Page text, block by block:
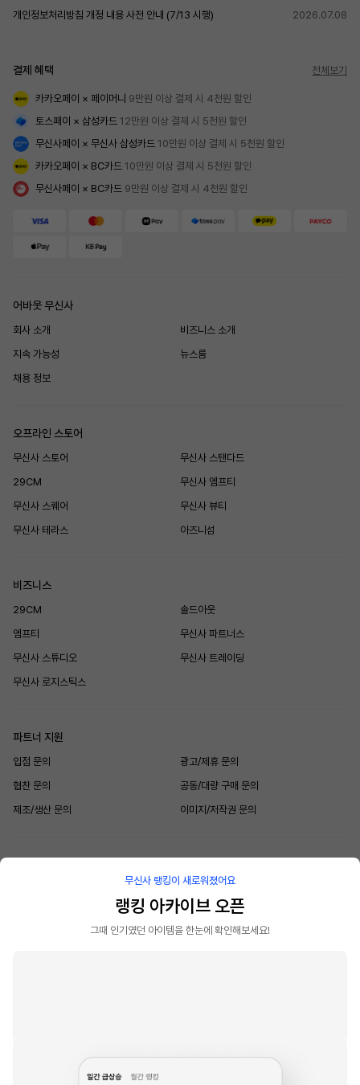
개인정보처리방침 개정 내용 사전 안내 (7/13 시행)
2026.07.08
결제 혜택 전체보기
카카오페이 × 페이머니 9만원 이상 결제 시 4천원 할인
토스페이 × 삼성카드 12만원 이상 결제 시 5천원 할인
무신사페이 × 무신사 삼성카드 10만원 이상 결제 시 5천원 할인
카카오페이 × BC카드 10만원 이상 결제 시 5천원 할인
무신사페이 × BC카드 9만원 이상 결제 시 4천원 할인
어바웃 무신사
회사 소개
비즈니스 소개
지속 가능성
뉴스룸
채용 정보
오프라인 스토어
무신사 스토어
무신사 스탠다드
29CM
무신사 엠프티
무신사 스퀘어
무신사 뷰티
무신사 테라스
아즈니섬
비즈니스
29CM
솔드아웃
엠프티
무신사 파트너스
무신사 스튜디오
무신사 트레이딩
무신사 로지스틱스
파트너 지원
입점 문의
광고/제휴 문의
협찬 문의
공동/대량 구매 문의
제조/생산 문의
이미지/저작권 문의
FAQ 자주 묻는 질문
무신사 앱 다운로드
고객센터 1544-7199
층 (성수동2가, 무신사캠퍼스 엔1) ) | 호스팅사업자 : (주)무신사 | 통신판매업 :
2022-서울성동-01952 | 사업자등록번호 : 211-88-79575(
사업자정보확인
무신사 랭킹이 새로워졌어요
랭킹 아카이브 오픈
그때 인기였던 아이템을 한눈에 확인해보세요!